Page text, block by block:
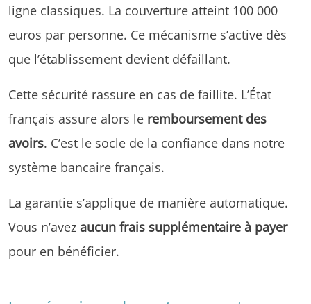
ligne classiques. La couverture atteint 100 000
euros par personne. Ce mécanisme s’active dès
que l’établissement devient défaillant.
Cette sécurité rassure en cas de faillite. L’État
français assure alors le remboursement des
avoirs. C’est le socle de la confiance dans notre
système bancaire français.
La garantie s’applique de manière automatique.
Vous n’avez aucun frais supplémentaire à payer
pour en bénéficier.